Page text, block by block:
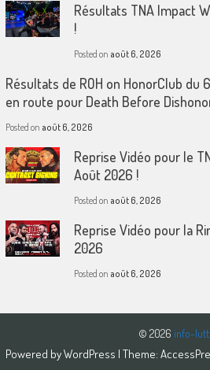
Résultats TNA Impact
!
Posted on août 6, 2026
Résultats de ROH on HonorClub du
en route pour Death Before
Posted on août 6, 2026
Reprise Vidéo pour le
Août 2026 !
Posted on août 6, 2026
Reprise Vidéo pour la
2026
Posted on août 6, 2026
© 2026 info-
Powered byWordPress | Theme: